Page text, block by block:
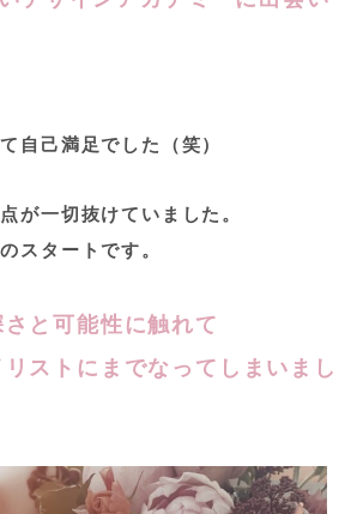
自己満足でした（笑）
が一切抜けていました。
スタートです。
と可能性に触れて
ストにまでなってしまいまし